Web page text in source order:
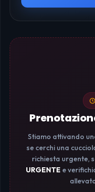
Stiamo attivando
se cerchi una
richiesta urgente,
URGENTE e